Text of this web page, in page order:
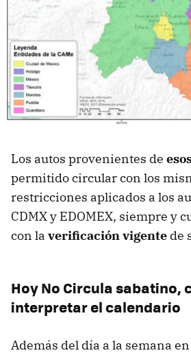
Los autos provenientes de
permitido circular con los
restricciones aplicados a los
CDMX y EDOMEX, siempre y
con la verificación vigente de
Hoy No Circula sabatino,
interpretar el calendario
Además del día a la semana